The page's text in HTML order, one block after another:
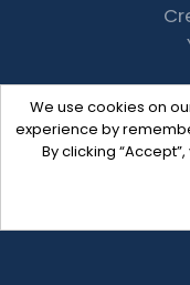
We use cookies on
experience by
By clicking